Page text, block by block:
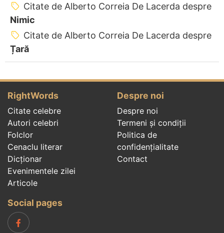
Citate de Alberto Correia De Lacerda despre
Nimic
Citate de Alberto Correia De Lacerda despre
Țară
RightWords
Citate celebre
Autori celebri
Folclor
Cenaclu literar
Dicționar
Evenimentele zilei
Articole
Despre noi
Despre noi
Termeni și condiții
Politica de
confidenţialitate
Contact
Social pages